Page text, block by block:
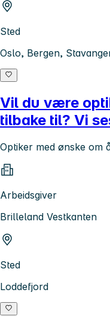
Sted
Oslo, Bergen,
Vil du være
tilbake til? Vi
Optiker med ønske om
Arbeidsgiver
Brilleland Vestkanten
Sted
Loddefjord